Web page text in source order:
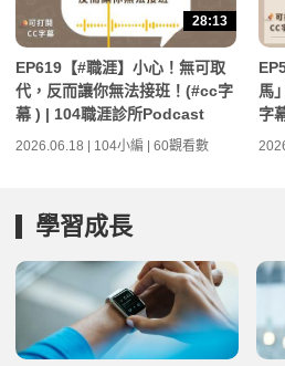
28:13
EP619【#職涯】小心！無可取
代，反而讓你無法接班！(#cc字
幕 ) | 104職涯診所Podcast
2026.06.18 | 104小編 | 60觀看數
馬
字
學習成長